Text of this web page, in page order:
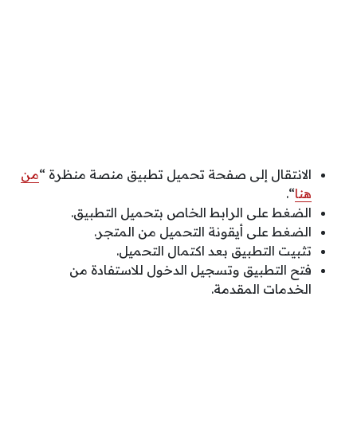
الانتقال إلى صفحة تحميل تطبيق منصة منظرة “من
هنا“.
الضغط على الرابط الخاص بتحميل التطبيق.
الضغط على أيقونة التحميل من المتجر.
تثبيت التطبيق بعد اكتمال التحميل.
فتح التطبيق وتسجيل الدخول للاستفادة من
الخدمات المقدمة.